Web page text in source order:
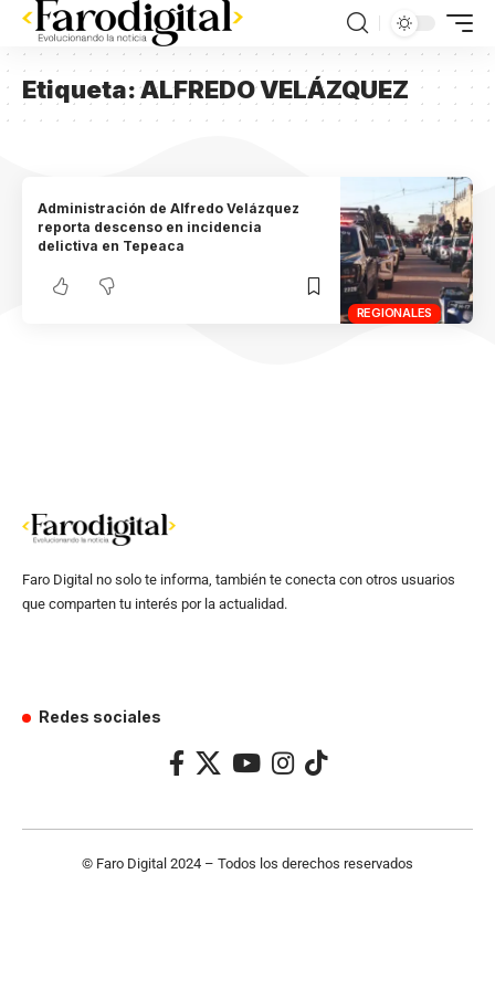
Etiqueta:ALFREDO VELÁZQUEZ
REGIONALES
Administración de Alfredo Velázquez
reporta descenso en incidencia
delictiva en Tepeaca
Faro Digital no solo te informa, también te conecta con otros usuarios
que comparten tu interés por la actualidad.
Redes sociales
© Faro Digital 2024 – Todos los derechos reservados